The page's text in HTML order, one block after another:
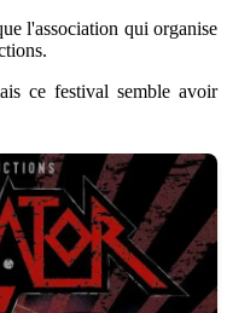
l'association qui organise
ce festival semble avoir